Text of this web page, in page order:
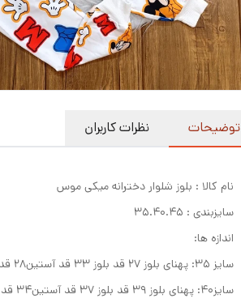
توضیحات نظرات کاربران
نام کالا : بلوز شلوار دخترانه میکی موس
سایزبندی : ۳۵.۴۰.۴۵
اندازه ها:
سایز ۳۵: پهنای بلوز ۲۷ قد بلوز ۳۳ قد آستین۲۸ قد شلوار۵۳
سایز۴۰: پهنای بلوز ۳۹ قد بلوز ۳۷ قد آستین۳۴ قد شلوار۵۷